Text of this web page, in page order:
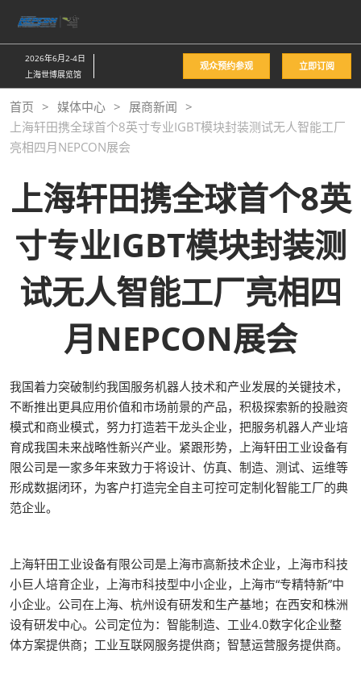
接
跳
至
内
容
2026年6月2-4日
上海世博展览馆
观众预约参观 立即订阅
首页 媒体中心
展商新闻
上海轩田携全球首个8英寸专业IGBT模块封装测试无人智能工厂
亮相四月NEPCON展会
上海轩田携全球首个8英
寸专业IGBT模块封装测
试无人智能工厂亮相四
月NEPCON展会
我国着力突破制约我国服务机器人技术和产业发展的关键技术，
不断推出更具应用价值和市场前景的产品，积极探索新的投融资
模式和商业模式，努力打造若干龙头企业，把服务机器人产业培
育成我国未来战略性新兴产业。紧跟形势，上海轩田工业设备有
限公司是一家多年来致力于将设计、仿真、制造、测试、运维等
形成数据闭环，为客户打造完全自主可控可定制化智能工厂的典
范企业。
上海轩田工业设备有限公司是上海市高新技术企业，上海市科技
小巨人培育企业，上海市科技型中小企业，上海市“专精特新”中
小企业。公司在上海、杭州设有研发和生产基地；在西安和株洲
设有研发中心。公司定位为：智能制造、工业4.0数字化企业整
体方案提供商；工业互联网服务提供商；智慧运营服务提供商。